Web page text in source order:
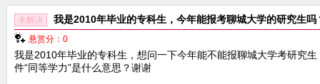
未解决 我是2010年毕业的专科生，今年能报考聊城大学的研究生吗
悬赏分：0
我是2010年毕业的专科生，想问一下今年能不能报聊城大学考研究
件“同等学力”是什么意思？谢谢